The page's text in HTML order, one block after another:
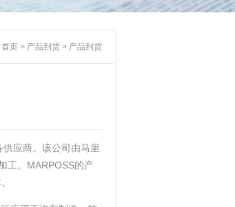
首页 > 产品到货 > 产品到货
应商‌‌。该公司由马里
工‌。MARPOSS的产